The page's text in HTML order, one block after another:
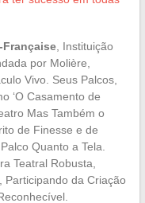
Française, Instituição
por Molière,
Vivo. Seus Palcos,
‘O Casamento de
Mas Também o
de Finesse e de
Quanto a Tela.
Teatral Robusta,
Participando da Criação